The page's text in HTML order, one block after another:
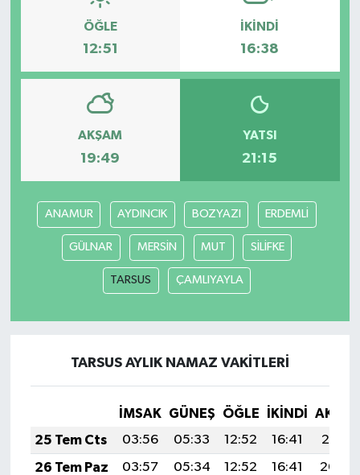
ÖĞLE
12:51
İKINDI
16:38
AKŞAM
19:49
YATSI
21:15
ANAMUR AYDINCIK BOZYAZI ERDEMLİ
GÜLNAR MERSİN MUT SİLİFKE
TARSUS ÇAMLIYAYLA
TARSUS AYLIK NAMAZ VAKITLERI
İMSAK GÜNEŞ ÖĞLE İKINDI
25 Tem Cts
03:56 05:33 12:52 16:41
20:01
26 Tem Paz
03:57 05:34 12:52 16:41
20:00
Bilim, Teknoloji